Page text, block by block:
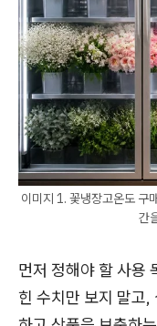
이미지 1. 꽃냉장고온도 구
간
먼저 정해야 할 사용
힌 수치만 보지 말고,